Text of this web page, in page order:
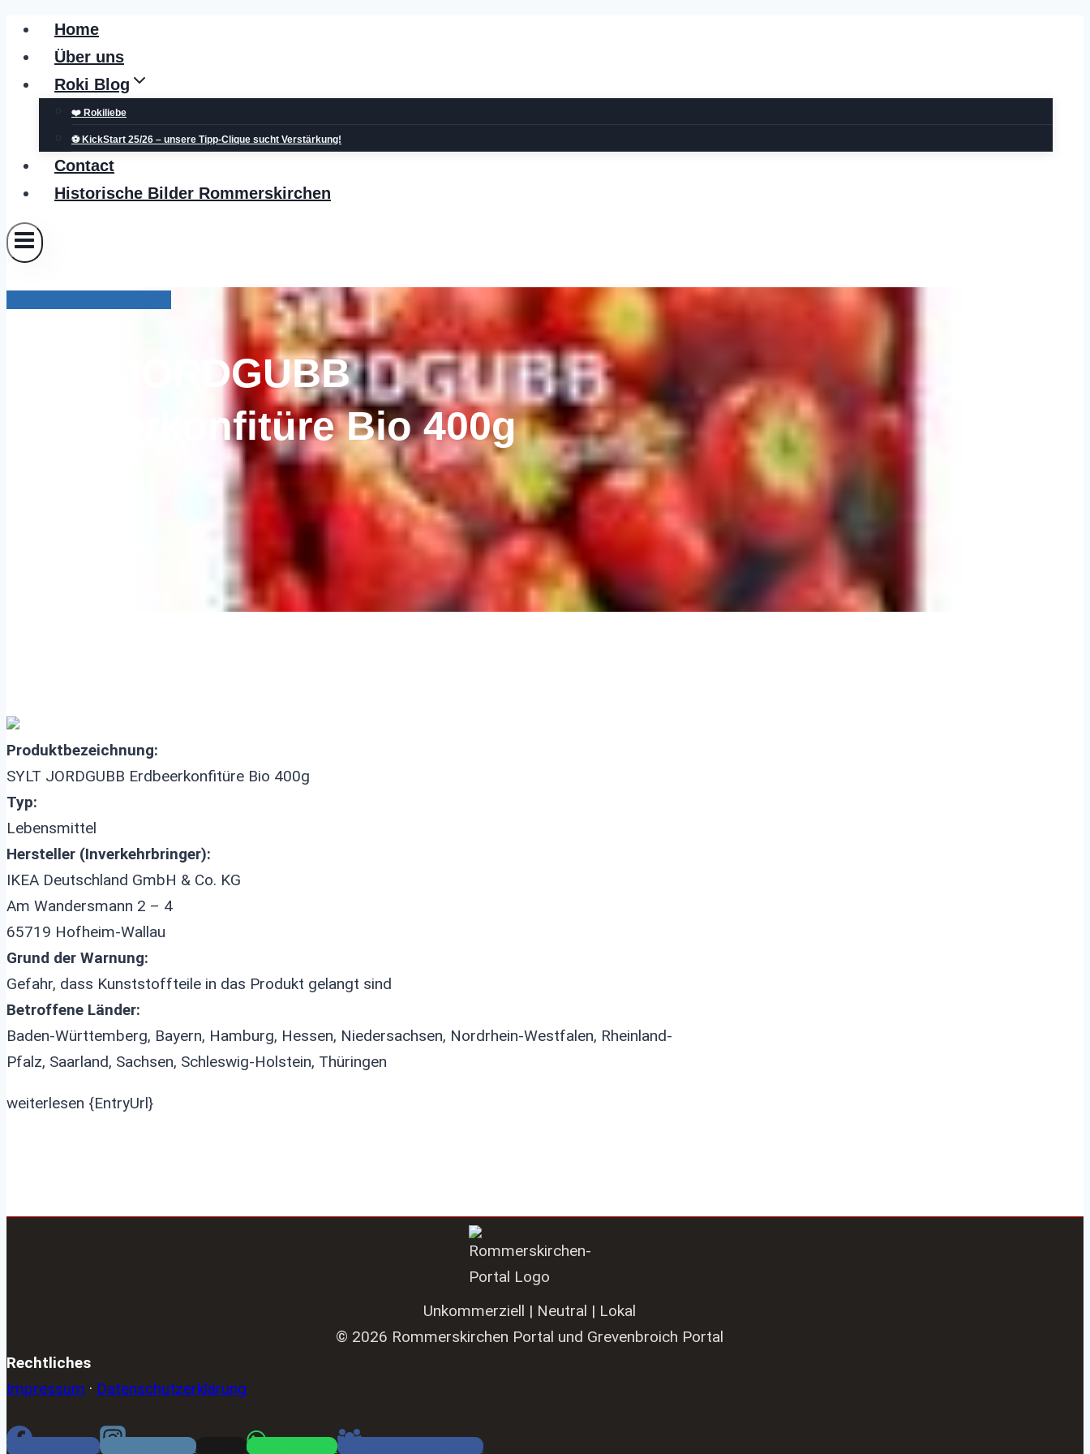
Zum
Inhalt
springen
Home
Über uns
Roki Blog
❤️ Rokiliebe
⚽ KickStart 25/26 – unsere Tipp-Clique sucht Verstärkung!
Contact
Historische Bilder Rommerskirchen
SYLT JORDGUBB
Erdbeerkonfitüre Bio 400g
Produktbezeichnung:
SYLT JORDGUBB Erdbeerkonfitüre Bio 400g
Typ:
Lebensmittel
Hersteller (Inverkehrbringer):
IKEA Deutschland GmbH & Co. KG
Am Wandersmann 2 – 4
65719 Hofheim-Wallau
Grund der Warnung:
Gefahr, dass Kunststoffteile in das Produkt gelangt sind
Betroffene Länder:
Baden-Württemberg, Bayern, Hamburg, Hessen, Niedersachsen, Nordrhein-Westfalen, Rheinland-
Pfalz, Saarland, Sachsen, Schleswig-Holstein, Thüringen
weiterlesen {EntryUrl}
Unkommerziell | Neutral | Lokal
© 2026 Rommerskirchen Portal und Grevenbroich Portal
Rechtliches
Impressum · Datenschutzerklärung
Facebook Instagram WhatsApp Facebook Gruppe